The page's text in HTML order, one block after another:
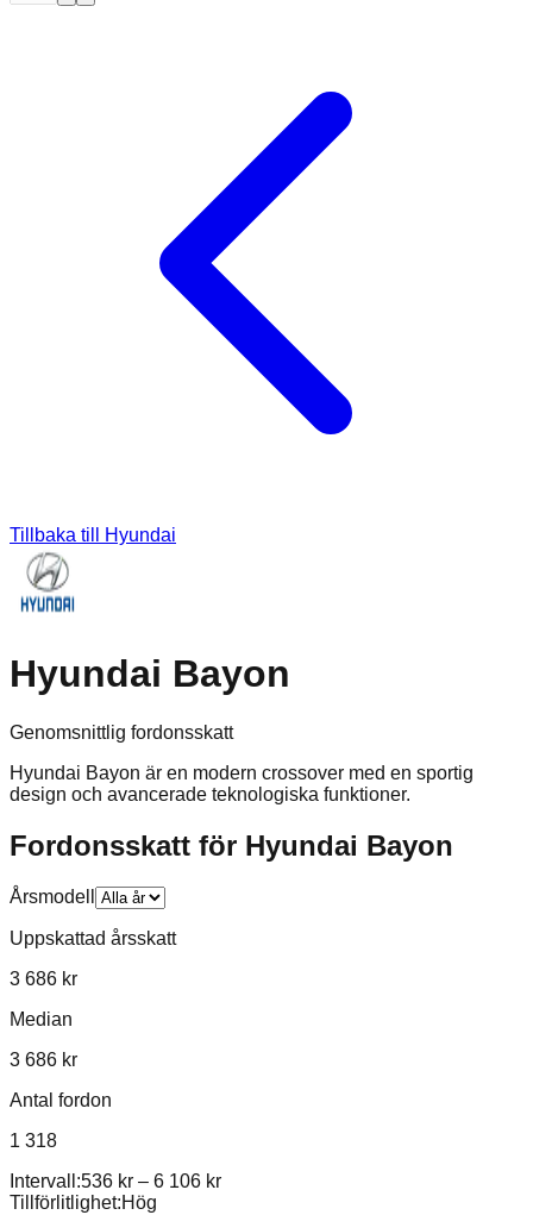
Tillbaka till Hyundai
Hyundai Bayon
Genomsnittlig fordonsskatt
Hyundai Bayon är en modern crossover med en sportig
design och avancerade teknologiska funktioner.
Fordonsskatt för Hyundai Bayon
Årsmodell
Uppskattad årsskatt
3 686 kr
Median
3 686 kr
Antal fordon
1 318
Intervall:536 kr – 6 106 kr
Tillförlitlighet:Hög